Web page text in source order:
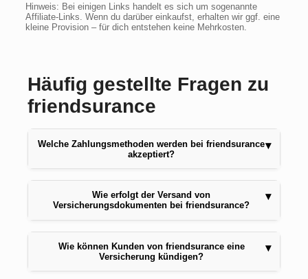
Hinweis: Bei einigen Links handelt es sich um sogenannte
Affiliate-Links. Wenn du darüber einkaufst, erhalten wir ggf. eine
kleine Provision – für dich entstehen keine Mehrkosten.
Häufig gestellte Fragen zu
friendsurance
Welche Zahlungsmethoden werden bei friendsurance
akzeptiert?
▾
Wie erfolgt der Versand von
Versicherungsdokumenten bei friendsurance?
▾
Wie können Kunden von friendsurance eine
Versicherung kündigen?
▾